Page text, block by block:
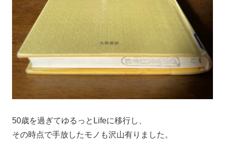
50歳を過ぎてゆるっとLifeに移行し、
その時点で手放したモノも沢山有りました。